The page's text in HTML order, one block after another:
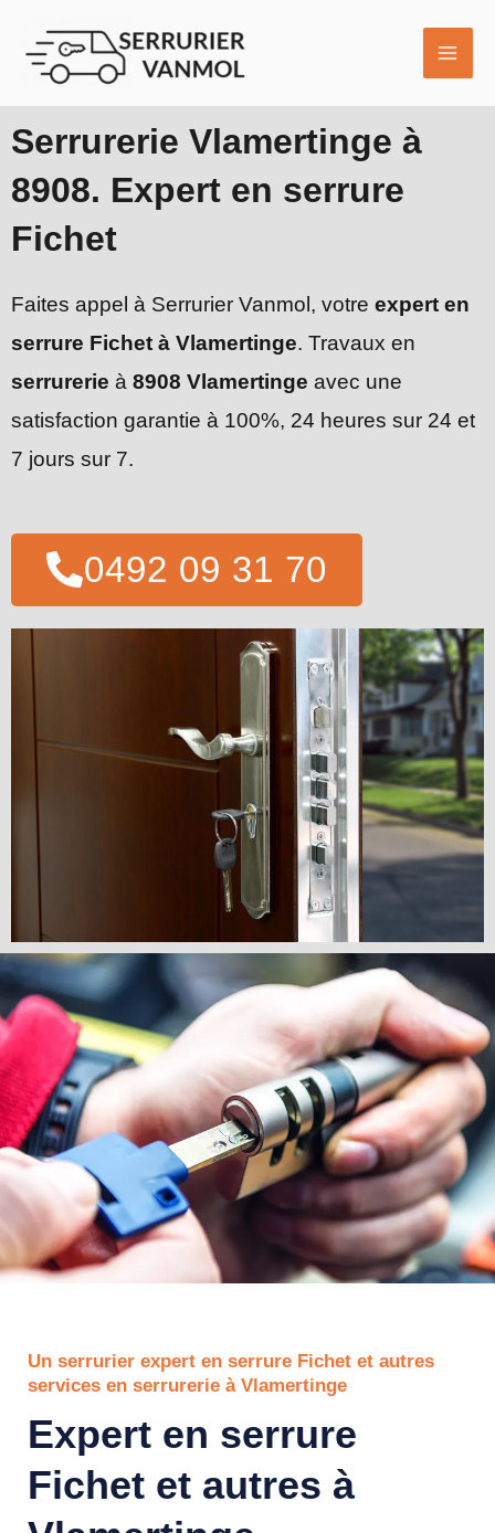
contenu
Serrurerie Vlamertinge à
8908. Expert en serrure
Fichet
Faites appel à Serrurier Vanmol, votre expert en
serrure Fichet à Vlamertinge. Travaux en
serrurerie à 8908 Vlamertinge avec une
satisfaction garantie à 100%, 24 heures sur 24 et
7 jours sur 7.
0492 09 31 70
Un serrurier expert en serrure Fichet et autres
services en serrurerie à Vlamertinge
Expert en serrure
Fichet et autres à